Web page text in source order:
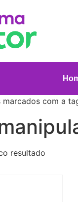
com a
resultado